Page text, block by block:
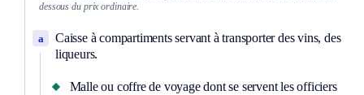
dessous du prix ordinaire.
Caisse à compartiments servant à transporter des vins, des
liqueurs.
a
Malle ou coffre de voyage dont se servent les officiers